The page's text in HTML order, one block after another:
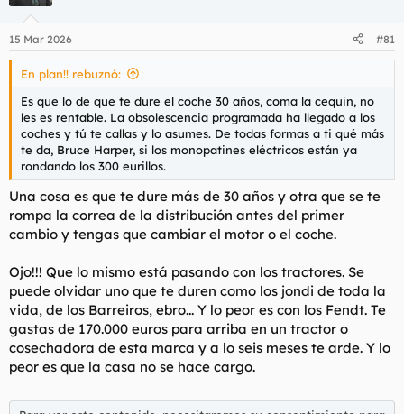
e
s
15 Mar 2026 #81
En plan!! rebuznó:
Es que lo de que te dure el coche 30 años, coma la cequin, no
les es rentable. La obsolescencia programada ha llegado a los
coches y tú te callas y lo asumes. De todas formas a ti qué más
te da, Bruce Harper, si los monopatines eléctricos están ya
rondando los 300 eurillos.
Una cosa es que te dure más de 30 años y otra que se te
rompa la correa de la distribución antes del primer
cambio y tengas que cambiar el motor o el coche.
Ojo!!! Que lo mismo está pasando con los tractores. Se
puede olvidar uno que te duren como los jondi de toda la
vida, de los Barreiros, ebro... Y lo peor es con los Fendt. Te
gastas de 170.000 euros para arriba en un tractor o
cosechadora de esta marca y a lo seis meses te arde. Y lo
peor es que la casa no se hace cargo.